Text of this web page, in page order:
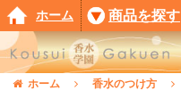
ホーム 商品を探す
ホーム 香水のつけ方